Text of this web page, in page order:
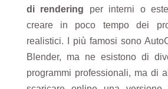
di rendering per interni o
creare in poco tempo dei
realistici. I più famosi sono
Blender, ma ne esistono di
programmi professionali, ma di